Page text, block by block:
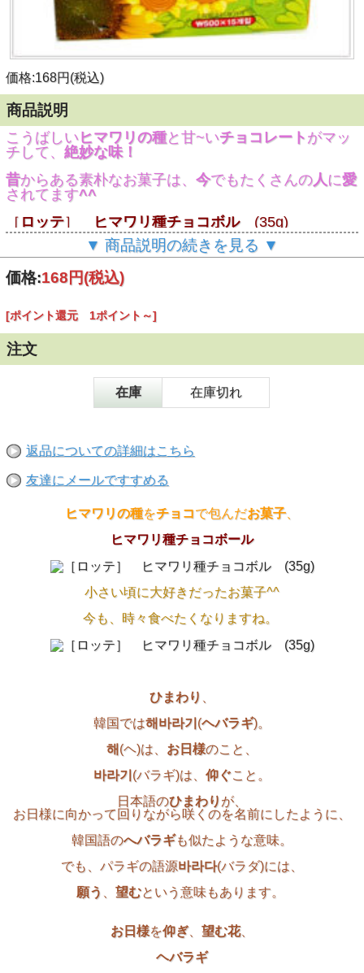
価格:168円(税込)
商品説明
こうばしいヒマワリの種と甘~いチョコレート がマッ
チして、 絶妙な味！
昔からある素朴なお菓子は、 今でもたくさんの人に愛
されてます^^
［ ロッテ］ ヒマワリ種チョコボル(35g)
▼ 商品説明の続きを見る ▼
価格:168円(税込)
[ポイント還元 1ポイント～]
注文
在庫 在庫切れ
返品についての詳細はこちら
友達にメールですすめる
ヒマワリの種をチョコで包んだお菓子、
ヒマワリ種チョコボール
小さい頃に大好きだったお菓子^^
今も、時々食べたくなりますね。
ひまわり
韓国では해바라기 (ヘバラギ)。
해 (ヘ)は、 お日様のこと、
바라기 (バラギ)は、 仰ぐこと。
日本語のひまわりが、
お日様に向かって回りながら咲くのを名前にしたように、
韓国語のへバラギも似たような意味。
でも、パラギの語源바라다(バラダ)には、
願う
望むという意味もあります。
お日様を仰ぎ、 望む花、
ヘバラギ